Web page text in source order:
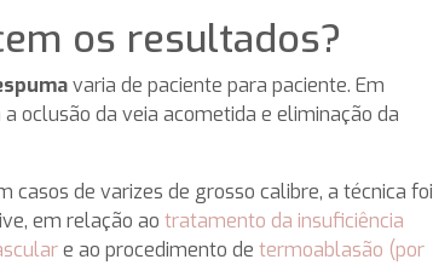
os resultados?
varia de paciente para paciente. Em
oclusão da veia acometida e eliminação da
casos de varizes de grosso calibre, a técnica foi
em relação ao tratamento da insuficiência
e ao procedimento de termoablasão (por